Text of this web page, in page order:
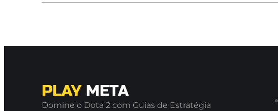
PLAYMETA
Domine o Dota 2 com Guias de Estratégia